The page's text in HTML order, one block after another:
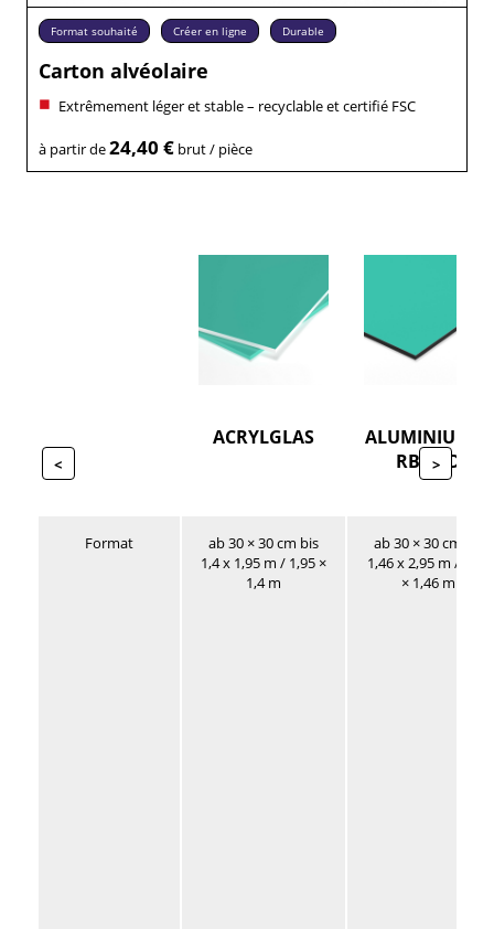
Format souhaité Créer en ligne Durable
Carton alvéolaire
Extrêmement léger et stable – recyclable et certifié FSC
à partir de24,40 €brut / pièce
< >
ACRYLGLAS
ALUMINIUMVE
RBUND
Format
ab 30 × 30 cm bis
1,4 x 1,95 m / 1,95 ×
1,4 m
ab 30 × 30 cm bis
1,46 x 2,95 m / 2,95
× 1,46 m